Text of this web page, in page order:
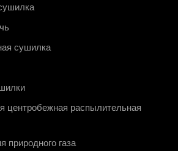
сушилка
центробежная распылительная
природного газа